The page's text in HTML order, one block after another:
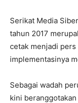
Serikat Media
tahun 2017
cetak menjadi
implementasinya
Sebagai wadah
kini